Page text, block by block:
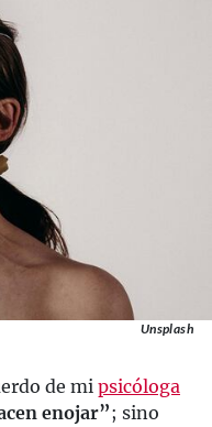
Unsplash
de mi psicóloga
enojar”; sino